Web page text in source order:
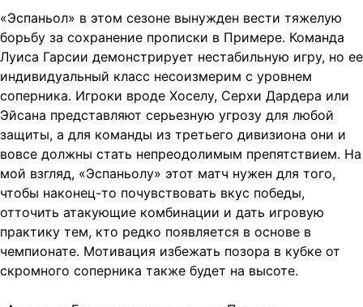
«Эспаньол» в этом сезоне вынужден вести тяжелую
борьбу за сохранение прописки в Примере. Команда
Луиса Гарсии демонстрирует нестабильную игру, но ее
индивидуальный класс несоизмерим с уровнем
соперника. Игроки вроде Хоселу, Серхи Дардера или
Эйсана представляют серьезную угрозу для любой
защиты, а для команды из третьего дивизиона они и
вовсе должны стать непреодолимым препятствием. На
мой взгляд, «Эспаньолу» этот матч нужен для того,
чтобы наконец-то почувствовать вкус победы,
отточить атакующие комбинации и дать игровую
практику тем, кто редко появляется в основе в
чемпионате. Мотивация избежать позора в кубке от
скромного соперника также будет на высоте.